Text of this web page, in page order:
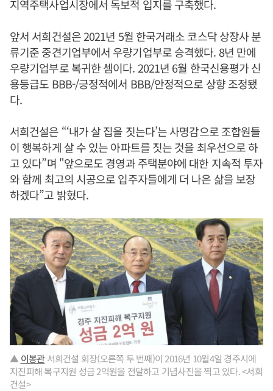
지역주택사업시장에서 독보적 입지를 구축했다.
앞서 서희건설은 2021년 5월 한국거래소 코스닥 상장사 분
류기준 중견기업부에서 우량기업부로 승격했다. 8년 만에
우량기업부로 복귀한 셈이다. 2021년 6월 한국신용평가 신
용등급도 BBB-/긍정적에서 BBB/안정적으로 상향 조정됐
다.
서희건설은 “‘내가 살 집을 짓는다’는 사명감으로 조합원들
이 행복하게 살 수 있는 아파트를 짓는 것을 최우선으로 하
고 있다”며 "앞으로도 경영과 주택분야에 대한 지속적 투자
와 함께 최고의 시공으로 입주자들에게 더 나은 삶을 보장
하겠다”고 밝혔다.
▲ 이봉관서희건설 회장(오른쪽 두 번째)이 2016년 10월4일 경주시에
지진피해 복구지원 성금 2억원을 전달하고 기념사진을 찍고 있다. <서희
건설>